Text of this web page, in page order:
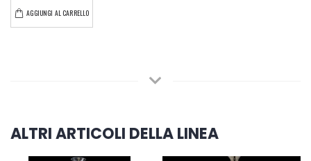
AGGIUNGI AL CARRELLO
ALTRI ARTICOLI DELLA LINEA